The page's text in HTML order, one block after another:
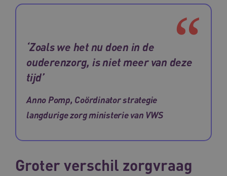
‘Zoals we het nu doen in de
ouderenzorg, is niet meer van deze
tijd’
Anno Pomp, Coördinator strategie
langdurige zorg ministerie van VWS
Groter verschil zorgvraag